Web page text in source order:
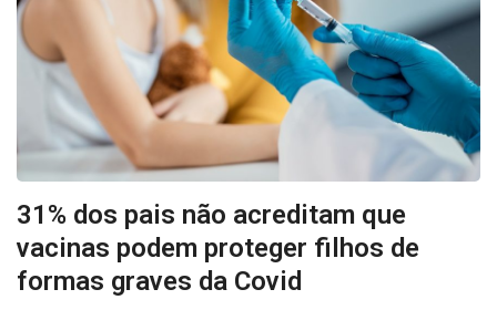
31% dos pais não acreditam que
vacinas podem proteger filhos de
formas graves da Covid